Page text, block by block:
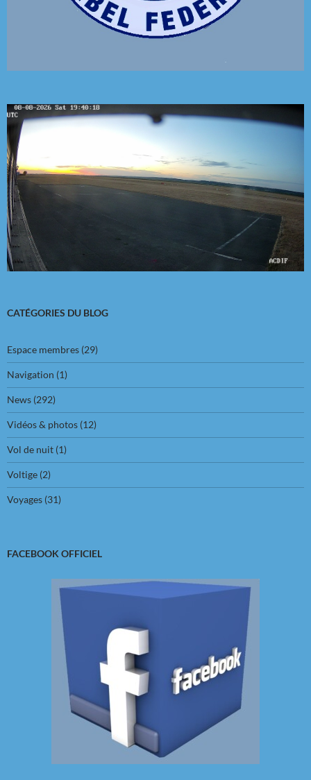
CATÉGORIES DU BLOG
Espace membres (29)
Navigation (1)
News (292)
Vidéos & photos (12)
Vol de nuit (1)
Voltige (2)
Voyages (31)
FACEBOOK OFFICIEL